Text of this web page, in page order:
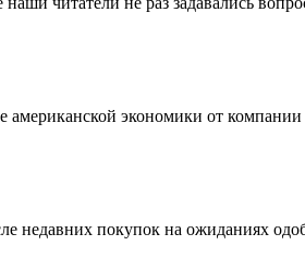
экономики от
недавних покупок на ожиданиях